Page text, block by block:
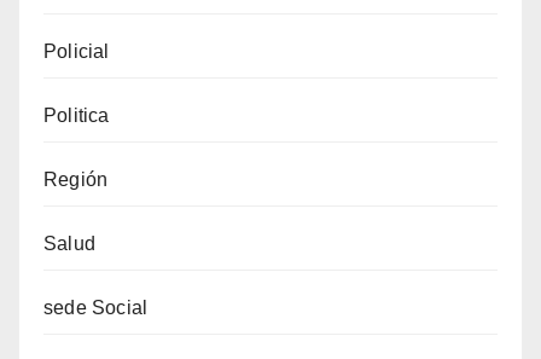
Policial
Politica
Región
Salud
sede Social